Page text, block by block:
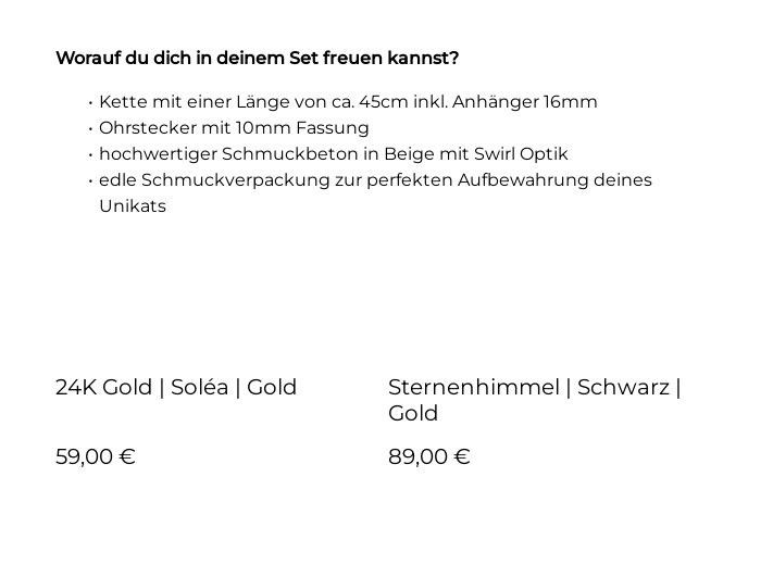
Worauf du dich in deinem Set freuen kannst?
Kette mit einer Länge von ca. 45cm inkl. Anhänger 16mm
Ohrstecker mit 10mm Fassung
hochwertiger Schmuckbeton in Beige mit Swirl Optik
edle Schmuckverpackung zur perfekten Aufbewahrung deines
Unikats
24K Gold | Soléa | Gold
59,00 €
Sternenhimmel | Schwarz |
Gold
89,00 €